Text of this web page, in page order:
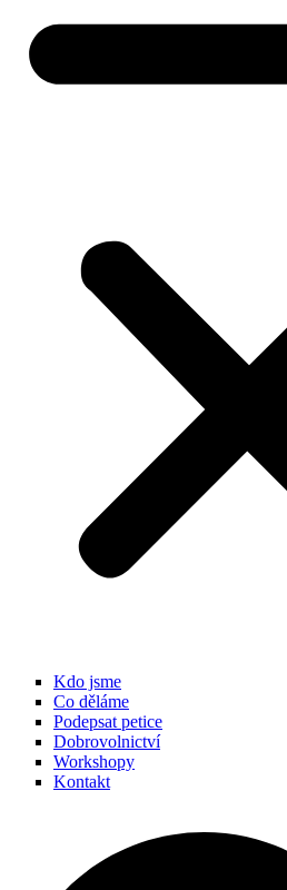
Kdo jsme
Co děláme
Podepsat petice
Dobrovolnictví
Workshopy
Kontakt